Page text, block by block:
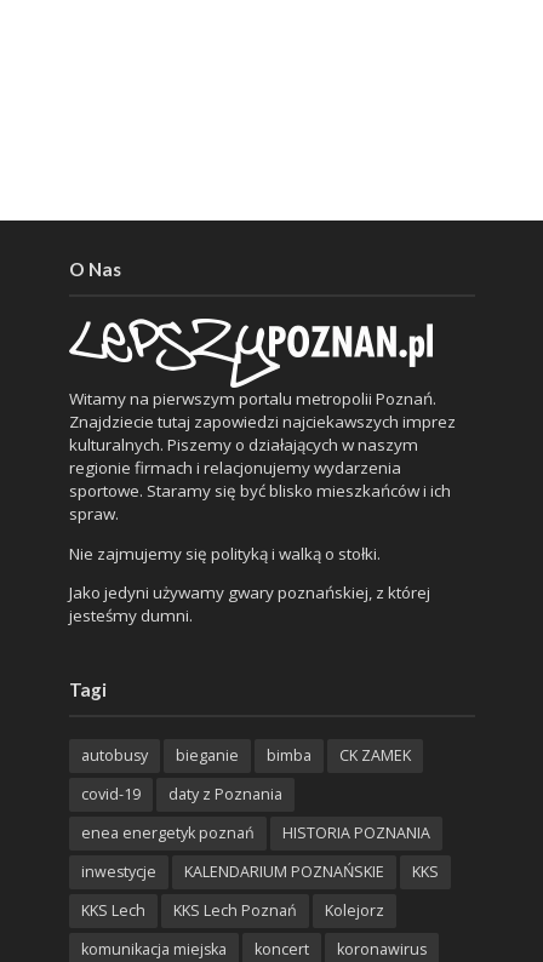
O Nas
Witamy na pierwszym portalu metropolii Poznań.
Znajdziecie tutaj zapowiedzi najciekawszych imprez
kulturalnych. Piszemy o działających w naszym
regionie firmach i relacjonujemy wydarzenia
sportowe. Staramy się być blisko mieszkańców i ich
spraw.
Nie zajmujemy się polityką i walką o stołki.
Jako jedyni używamy gwary poznańskiej, z której
jesteśmy dumni.
Tagi
autobusy bieganie bimba
CK ZAMEK
covid-19
daty z Poznania
enea energetyk poznań
HISTORIA POZNANIA
inwestycje
KALENDARIUM POZNAŃSKIE
KKS
KKS Lech
KKS Lech Poznań
Kolejorz
komunikacja miejska
koncert
koronawirus